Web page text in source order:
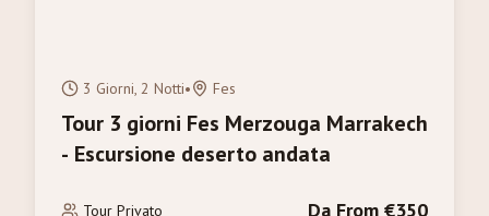
3 Giorni, 2 Notti• Fes
Tour 3 giorni Fes Merzouga Marrakech
- Escursione deserto andata
Tour Privato Da From €350